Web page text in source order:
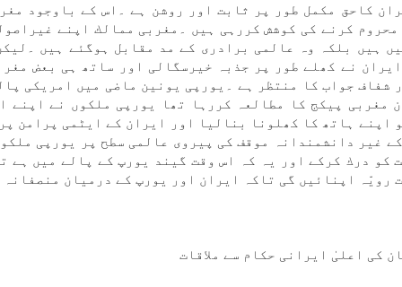
كاحق مكمل طور پر ثابت اور روشن ہے ۔اس كے باوجود
محروم كرنے كی كوشش كررہی ہیں ۔مغربی ممالك اپنے
ہیں بلكہ وہ عالمی برادری كے مد مقابل ہوگئے ہیں
ايران نے كھلے طور پر جذبہ خيرسگالی اور ساتھ ہی بعض
شفاف جواب كا منتظر ہے ۔يورپی يونين ماضی میں امريكی
مغربی پيكج كا مطالعہ كررہا تھا يورپی ملكوں نے اپنے
اپنے ہاتھ كا كھلونا بناليا اور ايران كے ایٹمی پرامن
غير دانشمندانہ موقف كی پيروی عالمی سطح پر يورپی
كو درك كركے اور یہ كہ اس وقت گيند يورپ كے پالے میں
رویّہ اپنائیں گی تاكہ ايران اور يورپ كے درميان منصفانہ
كی اعلیٰ ايرانی حكام سے ملاقات